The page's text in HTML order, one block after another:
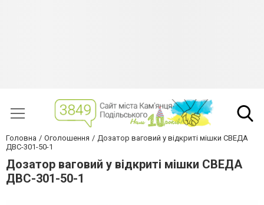
Головна Оголошення
Дозатор ваговий у відкриті мішки СВЕДА
ДВС-301-50-1
Дозатор ваговий у відкриті мішки СВЕДА
ДВС-301-50-1